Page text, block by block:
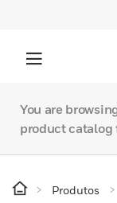
You are
product catalog
Produtos